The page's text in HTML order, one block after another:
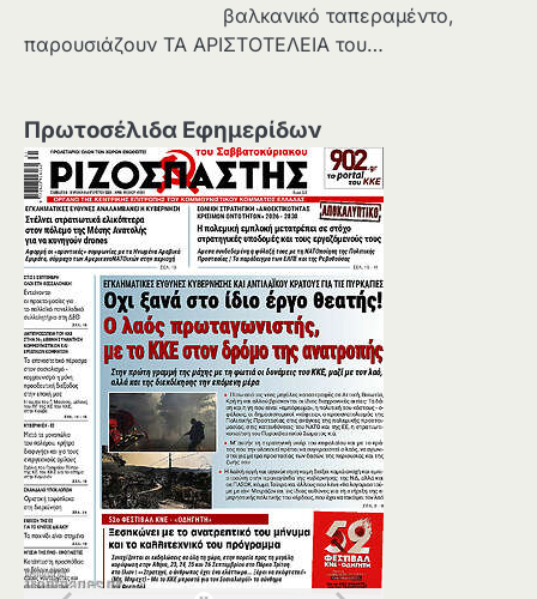
βαλκανικό ταπεραμέντο,
παρουσιάζουν ΤΑ ΑΡΙΣΤΟΤΕΛΕΙΑ του…
Πρωτοσέλιδα Εφημερίδων